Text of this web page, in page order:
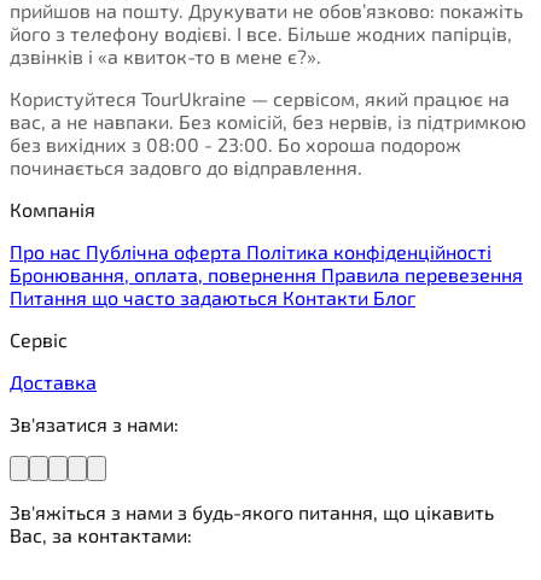
прийшов на пошту. Друкувати не обов’язково: покажіть
його з телефону водієві. І все. Більше жодних папірців,
дзвінків і «а квиток-то в мене є?».
Користуйтеся TourUkraine — сервісом, який працює на
вас, а не навпаки. Без комісій, без нервів, із підтримкою
без вихідних з 08:00 - 23:00. Бо хороша подорож
починається задовго до відправлення.
Компанія
Про нас Публічна оферта Політика конфіденційності
Бронювання, оплата, повернення Правила перевезення
Питання що часто задаються Контакти Блог
Сервіс
Доставка
Зв'язатися з нами:
Зв'яжіться з нами з будь-якого питання, що цікавить
Вас, за контактами: